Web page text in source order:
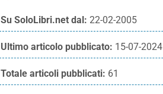
Su SoloLibri.net dal: 22-02-2005
Ultimo articolo pubblicato: 15-07-2024
Totale articoli pubblicati: 61